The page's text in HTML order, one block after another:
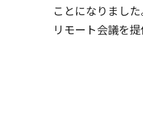
ことになりまし
リモート会議を